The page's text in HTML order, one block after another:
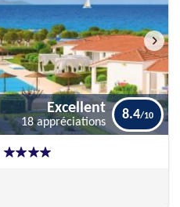
Excellent
Excellent
18 appréciations
8.4